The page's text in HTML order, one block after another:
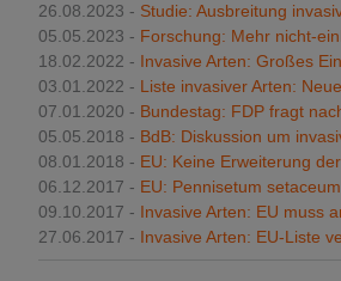
26.08.2023 - Studie: Ausbreitung
05.05.2023 - Forschung: Mehr nicht-
18.02.2022 - Invasive Arten: Großes
03.01.2022 - Liste inva­siver Arten:
07.01.2020 - Bundestag: FDP fragt
05.05.2018 - BdB: Diskussion um
08.01.2018 - EU: Keine Erweiterung
06.12.2017 - EU: Pennisetum setaceum
09.10.2017 - Invasive Arten: EU muss
27.06.2017 - Invasive Arten: EU-Liste